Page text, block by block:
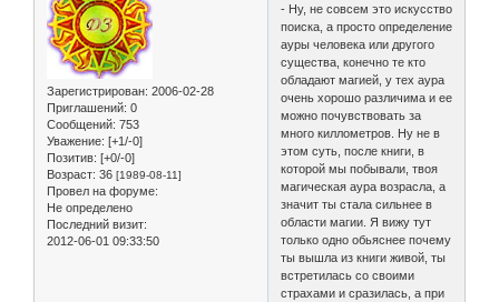
Зарегистрирован: 2006-02-28
Приглашений: 0
Сообщений: 753
Уважение: [+1/-0]
Позитив: [+0/-0]
Возраст: 36 [1989-08-11]
Провел на форуме:
Не определено
Последний визит:
2012-06-01 09:33:50
- Ну, не совсем это искусство
поиска, а просто определение
ауры человека или другого
существа, конечно те кто
обладают магией, у тех аура
очень хорошо различима и ее
можно почувствовать за
много киллометров. Ну не в
этом суть, после книги, в
которой мы побывали, твоя
магическая аура возрасла, а
значит ты стала сильнее в
области магии. Я вижу тут
только одно обьяснее почему
ты вышла из книги живой, ты
встретилась со своими
страхами и сразилась, а при